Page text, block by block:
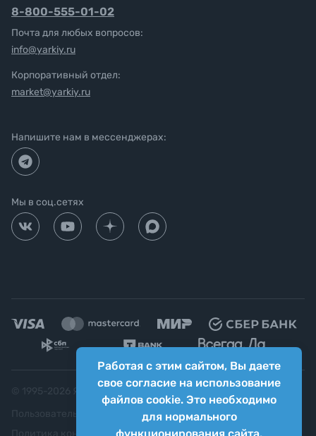
Работая с этим сайтом, Вы даете
свое согласие на использование
файлов cookie. Это необходимо
для нормального
8-800-555-01-02
Почта для любых вопросов:
info@yarkiy.ru
Корпоративный отдел:
market@yarkiy.ru
Напишите нам в мессенджерах:
Мы в соц.сетях
Яркий фотомаркет ("Яркий Мир")
Пользовательское соглашение
Политика конфиденциальности